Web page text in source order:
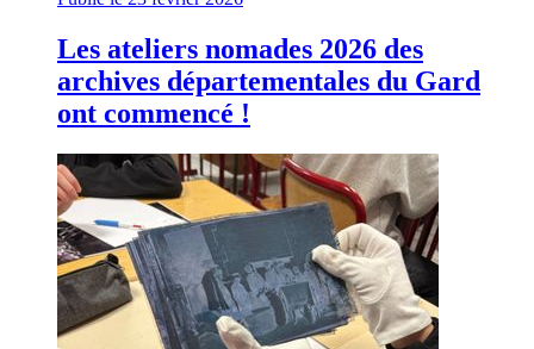
Les ateliers nomades 2026 des
archives départementales du Gard
ont commencé !